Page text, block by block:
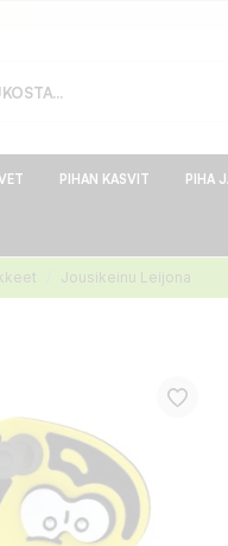
PIHAN KASVIT PIHA
Jousikeinu Leijona